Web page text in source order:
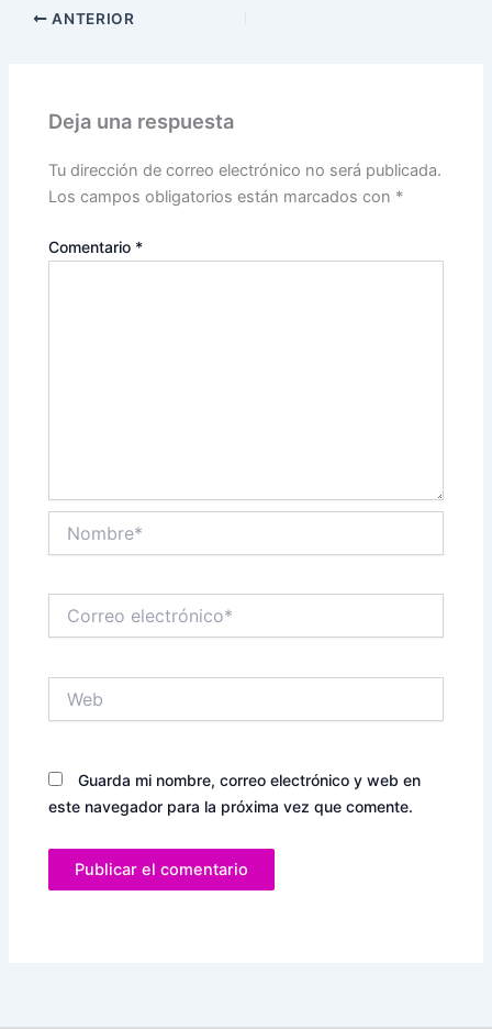
ANTERIOR
Deja una respuesta
Tu dirección de correo electrónico no será publicada.
Los campos obligatorios están marcados con *
Comentario *
electrónico*
Guarda mi nombre, correo electrónico y web en
este navegador para la próxima vez que comente.